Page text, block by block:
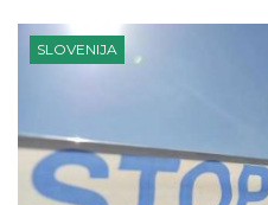
SLOVENIJA